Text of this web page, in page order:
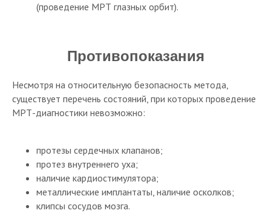
(проведение МРТ глазных орбит).
Противопоказания
Несмотря на относительную безопасность метода,
существует перечень состояний, при которых проведение
МРТ-диагностики невозможно:
протезы сердечных клапанов;
протез внутреннего уха;
наличие кардиостимулятора;
металлические имплантаты, наличие осколков;
клипсы сосудов мозга.